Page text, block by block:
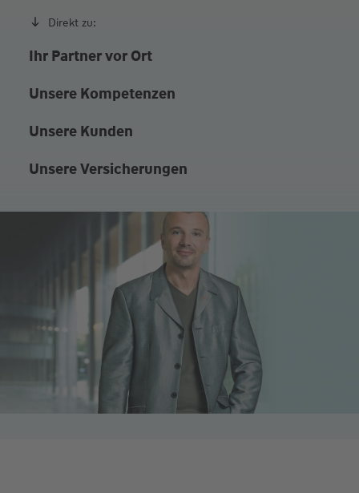
Direkt zu:
Ihr Partner vor Ort
Unsere Kompetenzen
Unsere Kunden
Unsere Versicherungen